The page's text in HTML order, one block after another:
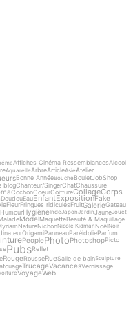
Affiches Cinéma RessemblancesAlcool
AquarelleArbreArticleAsieAtelier
Bonne AnnéeBouche BouletJobShop
blogChanteur/SingerChatChaussure
CochonCoeurCoiffureCollageCorps
DoudouEauEnfantExpositionFake
FleurFringues ridiculesFruitGalerieGateau
HumourHygièneIndeJaponJardinJauneJouet
ModelMaquetteBeauté & Maquillage
NatureNichonNicole Kidman NoëlNoir
OrigamiPanneauParéidolieParfum
PeoplePhotoPhotoshopPicto
PubsReflet
RougeRousseRueSalle de bainSculpture
TrucageVacancesVernissage
VoyageWeb